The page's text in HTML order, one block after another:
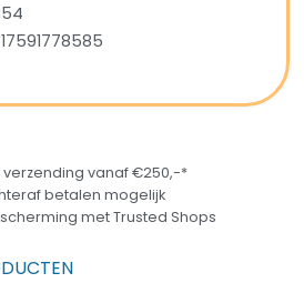
verzending vanaf €250,-*
betalen mogelijk
met Trusted Shops